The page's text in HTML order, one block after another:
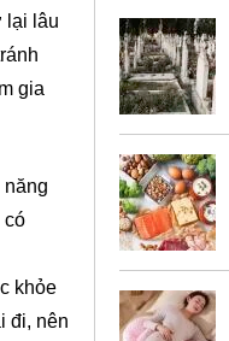
lại lâu
gia
năng
có
khỏe
đi, nên